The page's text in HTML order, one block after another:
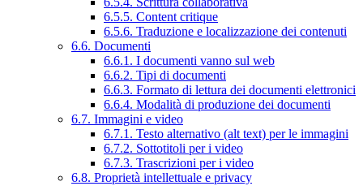
6.5.5. Content critique
6.5.6. Traduzione e localizzazione dei contenuti
6.6. Documenti
6.6.1. I documenti vanno sul web
6.6.2. Tipi di documenti
6.6.3. Formato di lettura dei documenti elettronici
6.6.4. Modalità di produzione dei documenti
6.7. Immagini e video
6.7.1. Testo alternativo (alt text) per le immagini
6.7.2. Sottotitoli per i video
6.7.3. Trascrizioni per i video
6.8. Proprietà intellettuale e privacy